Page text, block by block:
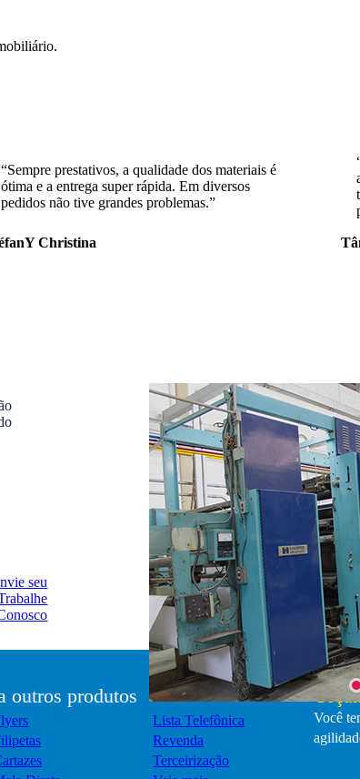
“Sempre prestativos, a qualidade dos materiais é
ótima e a entrega super rápida. Em diversos
pedidos não tive grandes problemas.”
Christina
seu
outros produtos
Lista Telefônica
Revenda
Terceirização
Você